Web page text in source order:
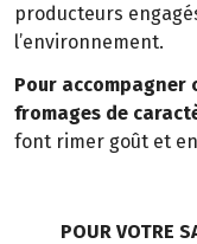
producteurs
l’environnement.
Pour accompagner
fromages de
font rimer goût et
POUR VOTRE